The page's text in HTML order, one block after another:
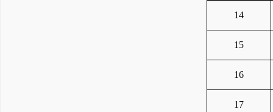
14
15
16
17